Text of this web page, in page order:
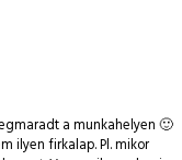
a munkahelyen 🙂
ilyen firkalap. Pl. mikor